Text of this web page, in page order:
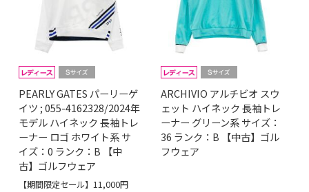
PEARLY GATES パーリーゲ
イツ ; 055-4162328/2024年
モデル ハイネック 長袖トレ
ーナー ロゴ ホワイト系 サ
イズ：0 ランク：B 【中
古】ゴルフウェア
【期間限定セール】11,000円
ARCHIVIO アルチビオ スウ
ェット ハイネック 長袖トレ
ーナー グリーン系 サイズ：
36 ランク：B 【中古】ゴル
フウェア